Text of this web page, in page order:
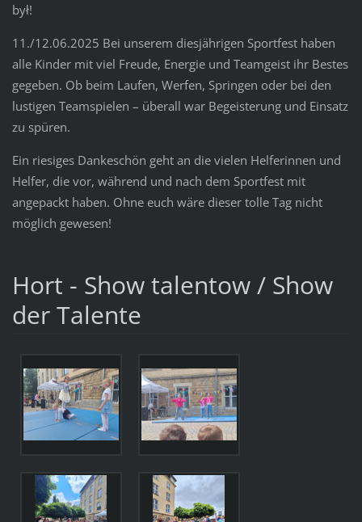
był!
11./12.06.2025 Bei unserem diesjährigen Sportfest haben
alle Kinder mit viel Freude, Energie und Teamgeist ihr Bestes
gegeben. Ob beim Laufen, Werfen, Springen oder bei den
lustigen Teamspielen – überall war Begeisterung und Einsatz
zu spüren.
Ein riesiges Dankeschön geht an die vielen Helferinnen und
Helfer, die vor, während und nach dem Sportfest mit
angepackt haben. Ohne euch wäre dieser tolle Tag nicht
möglich gewesen!
Hort - Show talentow / Show
der Talente